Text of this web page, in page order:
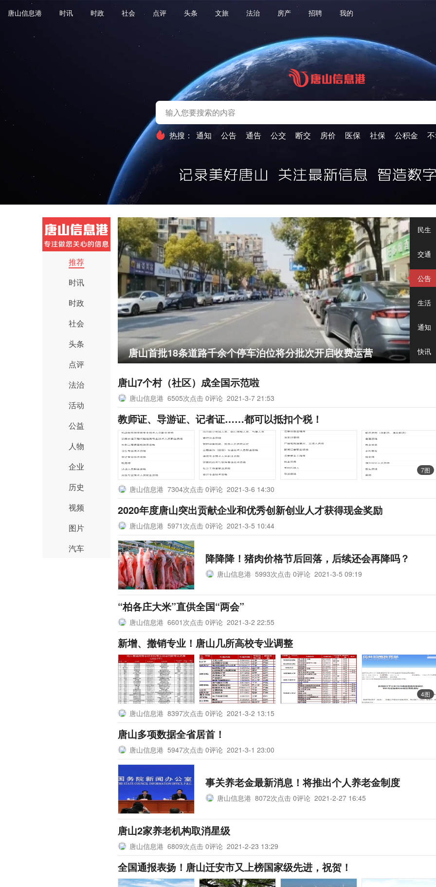
唐山信息港 时讯 时政 社会 点评 头条 文旅 法治 房产 招聘 我的
热搜： 通知 公告 通告 公交 断交 房价 医保 社保 公积金
推荐
时讯
时政
社会
头条
点评
法治
活动
公益
人物
企业
历史
视频
图片
汽车
唐山首批18条道路千余个停车泊位将分批次开启收费运营
民生
交通
公告
生活
通知
快讯
唐山7个村（社区）成全国示范啦
唐山信息港 6505次点击 0评论 2021-3-7 21:53
教师证、导游证、记者证……都可以抵扣个税！
7图
唐山信息港 7304次点击 0评论 2021-3-6 14:30
2020年度唐山突出贡献企业和优秀创新创业人才获得现金奖励
唐山信息港 5971次点击 0评论 2021-3-5 10:44
降降降！猪肉价格节后回落，后续还会再降吗？
唐山信息港 5993次点击 0评论 2021-3-5 09:19
“柏各庄大米”直供全国“两会”
唐山信息港 6601次点击 0评论 2021-3-2 22:55
新增、撤销专业！唐山几所高校专业调整
4图
唐山信息港 8397次点击 0评论 2021-3-2 13:15
唐山多项数据全省居首！
唐山信息港 5947次点击 0评论 2021-3-1 23:00
事关养老金最新消息！将推出个人养老金制度
唐山信息港 8072次点击 0评论 2021-2-27 16:45
唐山2家养老机构取消星级
唐山信息港 6809次点击 0评论 2021-2-23 13:29
全国通报表扬！唐山迁安市又上榜国家级先进，祝贺！